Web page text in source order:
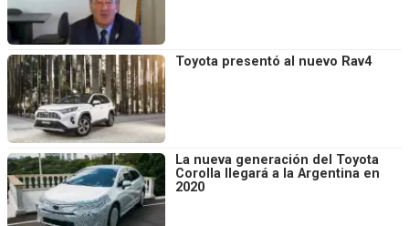
Toyota presentó al nuevo Rav4
La nueva generación del Toyota
Corolla llegará a la Argentina en
2020